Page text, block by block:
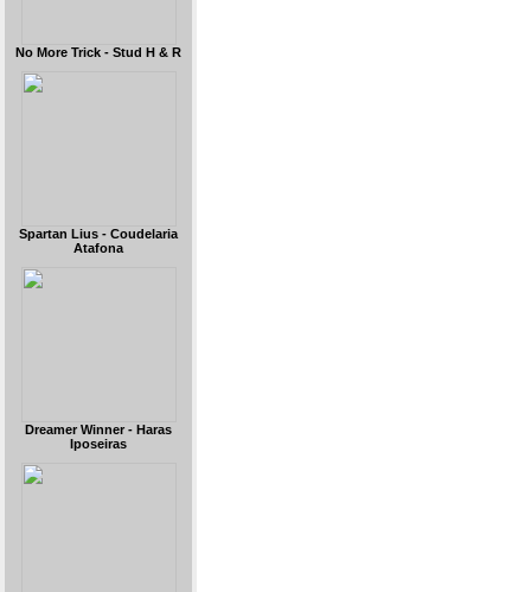
No More Trick - Stud H & R
Spartan Lius - Coudelaria
Atafona
Dreamer Winner - Haras
Iposeiras